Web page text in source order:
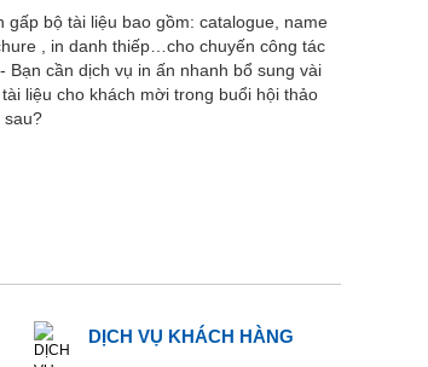
gấp bộ tài liệu bao gồm: catalogue, name
, in danh thiếp…cho chuyến công tác
Bạn cần dịch vụ in ấn nhanh bổ sung vài
liệu cho khách mời trong buổi hội thảo
sau?
DỊCH VỤ KHÁCH HÀNG